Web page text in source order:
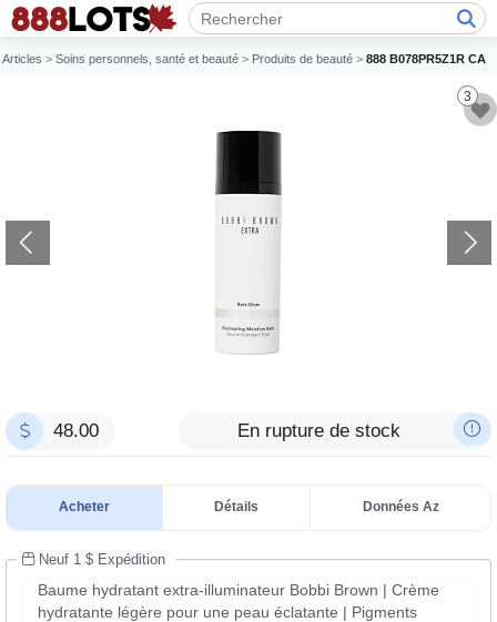
Articles > Soins personnels, santé et beauté > Produits de beauté > 888 B078PR5Z1R CA
3
48.00 En rupture de stock
Acheter Détails Données Az
Neuf 1 $ Expédition
Baume hydratant extra-illuminateur Bobbi Brown | Crème
hydratante légère pour une peau éclatante | Pigments